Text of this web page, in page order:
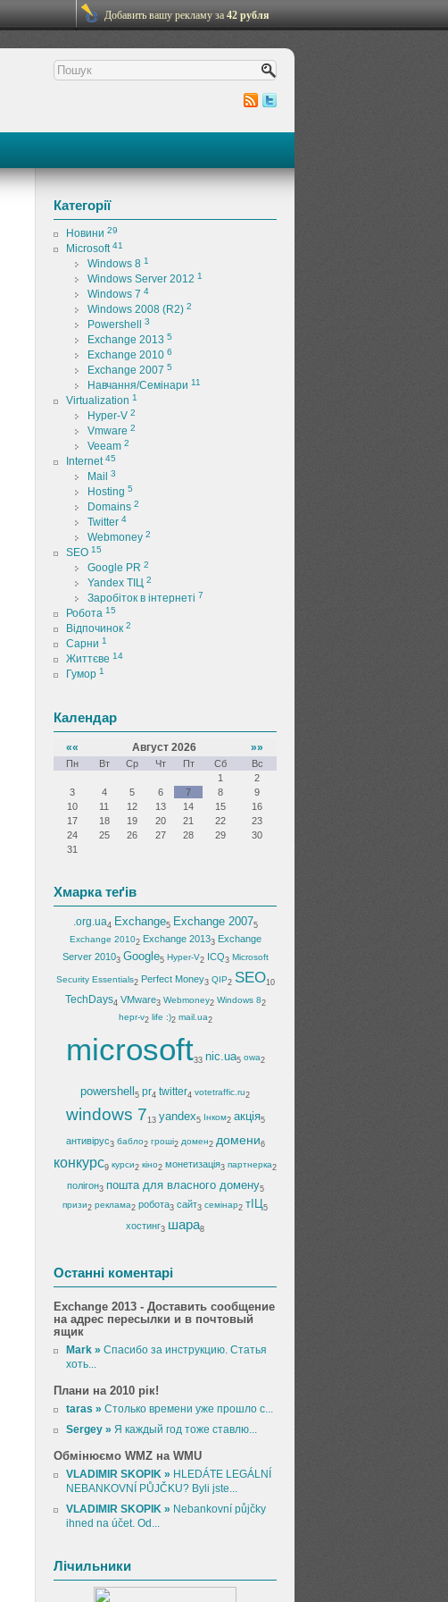
Добавить вашу рекламу за42 рубля
Категорії
Новини 29
Microsoft41
Windows 8 1
Windows Server 2012 1
Windows 7 4
Windows 2008 (R2) 2
Powershell 3
Exchange 2013 5
Exchange 2010 6
Exchange 2007 5
Навчання/Семінари 11
Virtualization 1
Hyper-V 2
Vmware 2
Veeam 2
Internet45
Mail 3
Hosting 5
Domains 2
Twitter 4
Webmoney 2
SEO 15
Google PR 2
Yandex ТІЦ 2
Заробіток в інтернеті 7
Робота 15
Відпочинок 2
Сарни 1
Життєве 14
Гумор 1
Календар
«« Август 2026 »»
Пн Вт Ср Чт Пт Сб
Вс
1
2
3
4 5 6 7 8
9
10
11 12 13 14 15
16
17
18 19 20 21 22
23
24
25 26 27 28 29
30
31
Хмарка теґів
.org.ua4 Exchange5 Exchange 20075
Exchange 20102 Exchange 20133 Exchange
Server 20103 Google5 Hyper-V2 ICQ3 Microsoft
Security Essentials2 Perfect Money3 QIP2 SEO10
TechDays4 VMware3 Webmoney2 Windows 82
hepr-v2 life :)2 mail.ua2
microsoft33 nic.ua5 owa2
powershell 5 pr4 twitter4 votetraffic.ru2
windows 7 13 yandex5 Інком2 акція5
антивірус3 бабло2 гроші2 домен2 домени6
конкурс9 курси2 кіно2 монетизація3 партнерка2
полігон3 пошта для власного домену5
призи2 реклама2 робота3 сайт3 семінар2 тІЦ5
хостинг3 шара8
Останні коментарі
Exchange 2013 - Доставить сообщение
на адрес пересылки и в почтовый
ящик
Mark » Спасибо за инструкцию. Статья
хоть...
Плани на 2010 рік!
taras » Столько времени уже прошло с...
Sergey » Я каждый год тоже ставлю...
Обмінюємо WMZ на WMU
VLADIMIR SKOPIK » HLEDÁTE LEGÁLNÍ
NEBANKOVNÍ PŮJČKU? Byli jste...
VLADIMIR SKOPIK » Nebankovní půjčky
ihned na účet. Od...
Лічильники